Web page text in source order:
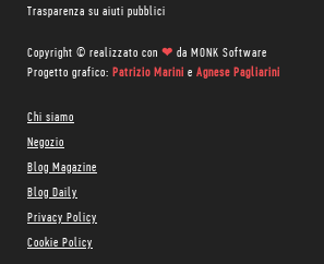
Trasparenza su aiuti pubblici
Copyright © realizzato con ❤ da MONK Software
Progetto grafico: Patrizio Marini e Agnese Pagliarini
Chi siamo
Negozio
Blog Magazine
Blog Daily
Privacy Policy
Cookie Policy